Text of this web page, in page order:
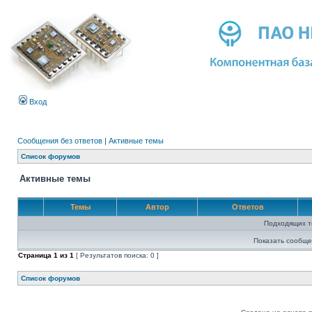
Вход
Сообщения без ответов | Активные темы
Список форумов
Активные темы
Темы Автор Ответов
Подходящих
Показать
Страница 1 из 1 [ Результатов поиска: 0 ]
Список форумов